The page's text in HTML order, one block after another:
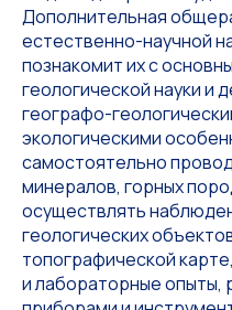
Дополнительная
естественно-научной
познакомит их с
геологической науки и
географо-
экологическими
самостоятельно
минералов, горных
осуществлять
геологических
топографической
и лабораторные опыты,